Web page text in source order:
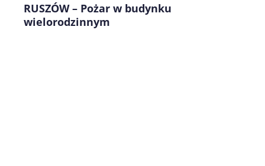
RUSZÓW – Pożar w budynku
wielorodzinnym